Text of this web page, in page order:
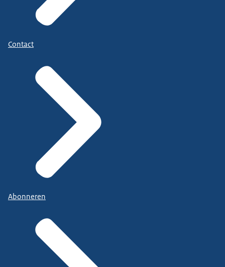
Contact
Abonneren